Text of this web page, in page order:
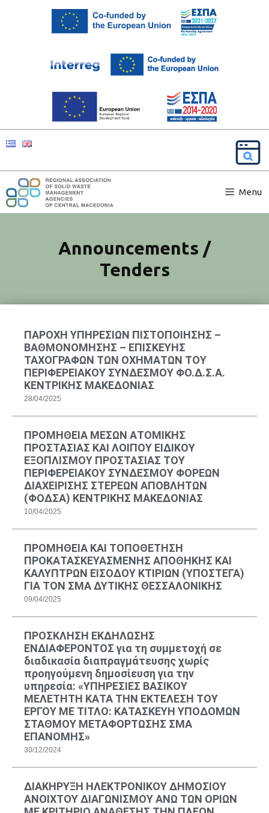
Menu
Announcements /
Tenders
ΠΑΡΟΧΗ ΥΠΗΡΕΣΙΩΝ ΠΙΣΤΟΠΟΙΗΣΗΣ –
ΒΑΘΜΟΝΟΜΗΣΗΣ – ΕΠΙΣΚΕΥΗΣ
ΤΑΧΟΓΡΑΦΩΝ ΤΩΝ ΟΧΗΜΑΤΩΝ ΤΟΥ
ΠΕΡΙΦΕΡΕΙΑΚΟΥ ΣΥΝΔΕΣΜΟΥ ΦΟ.Δ.Σ.Α.
ΚΕΝΤΡΙΚΗΣ ΜΑΚΕΔΟΝΙΑΣ
28/04/2025
ΠΡΟΜΗΘΕΙΑ ΜΕΣΩΝ ΑΤΟΜΙΚΗΣ
ΠΡΟΣΤΑΣΙΑΣ ΚΑΙ ΛΟΙΠΟΥ ΕΙΔΙΚΟΥ
ΕΞΟΠΛΙΣΜΟΥ ΠΡΟΣΤΑΣΙΑΣ ΤΟΥ
ΠΕΡΙΦΕΡΕΙΑΚΟΥ ΣΥΝΔΕΣΜΟΥ ΦΟΡΕΩΝ
ΔΙΑΧΕΙΡΙΣΗΣ ΣΤΕΡΕΩΝ ΑΠΟΒΛΗΤΩΝ
(ΦΟΔΣΑ) ΚΕΝΤΡΙΚΗΣ ΜΑΚΕΔΟΝΙΑΣ
10/04/2025
ΠΡΟΜΗΘΕΙΑ ΚΑΙ ΤΟΠΟΘΕΤΗΣΗ
ΠΡΟΚΑΤΑΣΚΕΥΑΣΜΕΝΗΣ ΑΠΟΘΗΚΗΣ ΚΑΙ
ΚΑΛΥΠΤΡΩΝ ΕΙΣΟΔΟΥ ΚΤΙΡΙΩΝ (ΥΠΟΣΤΕΓΑ)
ΓΙΑ ΤΟΝ ΣΜΑ ΔΥΤΙΚΗΣ ΘΕΣΣΑΛΟΝΙΚΗΣ
09/04/2025
ΠΡΟΣΚΛΗΣΗ ΕΚΔΗΛΩΣΗΣ
ΕΝΔΙΑΦΕΡΟΝΤΟΣ για τη συμμετοχή σε
διαδικασία διαπραγμάτευσης χωρίς
προηγούμενη δημοσίευση για την
υπηρεσία: «ΥΠΗΡΕΣΙΕΣ ΒΑΣΙΚΟΥ
ΜΕΛΕΤΗΤΗ ΚΑΤΑ ΤΗΝ ΕΚΤΕΛΕΣΗ ΤΟΥ
ΕΡΓΟΥ ΜΕ ΤΙΤΛΟ: ΚΑΤΑΣΚΕΥΗ ΥΠΟΔΟΜΩΝ
ΣΤΑΘΜΟΥ ΜΕΤΑΦΟΡΤΩΣΗΣ ΣΜΑ
ΕΠΑΝΟΜΗΣ»
30/12/2024
ΔΙΑΚΗΡΥΞΗ ΗΛΕΚΤΡΟΝΙΚΟΥ ΔΗΜΟΣΙΟΥ
ΑΝΟΙΧΤΟΥ ΔΙΑΓΩΝΙΣΜΟΥ ΑΝΩ ΤΩΝ ΟΡΙΩΝ